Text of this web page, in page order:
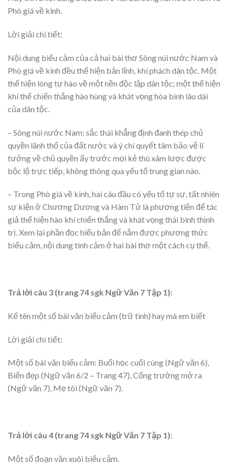
Phò giá về kinh.
Lời giải chi tiết:
Nội dung biểu cảm của cả hai bài thơ Sông núi nước Nam và
Phò giá về kinh đều thể hiện bản lĩnh, khí phách dân tộc. Một
thể hiện lòng tự hào về một nền độc lập dân tộc; một thể hiện
khí thế chiến thắng hào hùng và khát vọng hòa bình lâu dài
của dân tộc.
– Sông núi nước Nam: sắc thái khẳng định đanh thép chủ
quyền lãnh thổ của đất nước và ý chí quyết tâm bảo vệ lí
tưởng về chủ quyền ấy trước mọi kẻ thù xâm lược được
bộc lộ trực tiếp, không thông qua yếu tố trung gian nào.
– Trong Phò giá về kinh, hai câu đầu có yếu tố tự sự, tất nhiên
sự kiện ở Chương Dương và Hàm Tử là phương tiện để tác
giả thể hiện hào khí chiến thắng và khát vọng thái bình thịnh
trị. Xem lại phần đọc hiểu bản để nắm được phương thức
biểu cảm, nội dung tình cảm ở hai bài thơ một cách cụ thể.
Trả lời câu 3 (trang 74 sgk Ngữ Văn 7 Tập 1):
Kể tên một số bài văn biểu cảm (trữ tình) hay mà em biết
Lời giải chi tiết:
Một số bài văn biểu cảm: Buổi học cuối cùng (Ngữ văn 6),
Biển đẹp (Ngữ văn 6/2 – Trang 47), Cổng trường mở ra
(Ngữ văn 7), Mẹ tôi (Ngữ văn 7).
Trả lời câu 4 (trang 74 sgk Ngữ Văn 7 Tập 1):
Một số đoạn văn xuôi biểu cảm.